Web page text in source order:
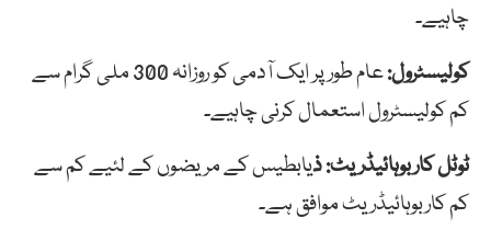
چاہیے۔
کولیسٹرول:
عام طور پر ایک آدمی کو روزانہ 300 ملی گرام سے
کم کولیسٹرول استعمال کرنی چاہیے۔
ٹوٹل کاربوہائیڈریٹ: ذیابطیس کے مریضوں کے لئیے کم سے
کم کاربوہائیڈریٹ موافق ہے۔